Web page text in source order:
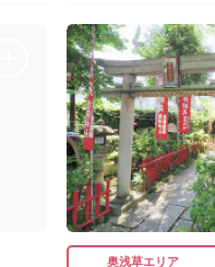
奥浅草エリア